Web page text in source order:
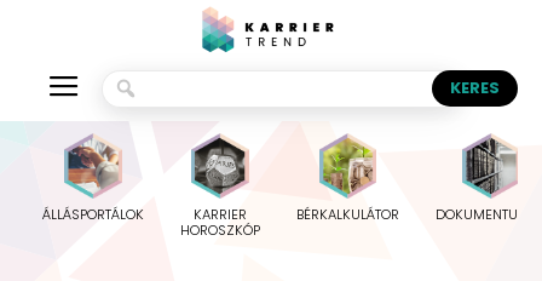
ÁLLÁSPORTÁLOK
KARRIER
HOROSZKÓP
BÉRKALKULÁTOR